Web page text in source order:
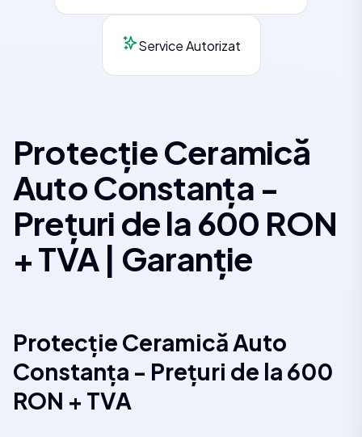
Service Autorizat
Protecție Ceramică
Auto Constanța -
Prețuri de la 600 RON
+ TVA | Garanție
Protecție Ceramică Auto
Constanța - Prețuri de la 600
RON + TVA